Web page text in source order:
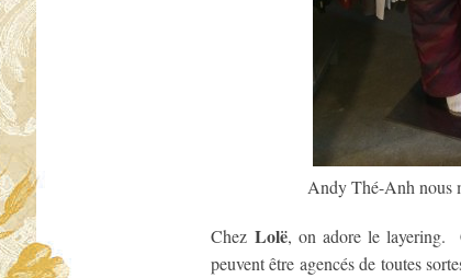
Andy Thé-Anh nous
Chez Lolë, on adore le layering.
peuvent être agencés de toutes